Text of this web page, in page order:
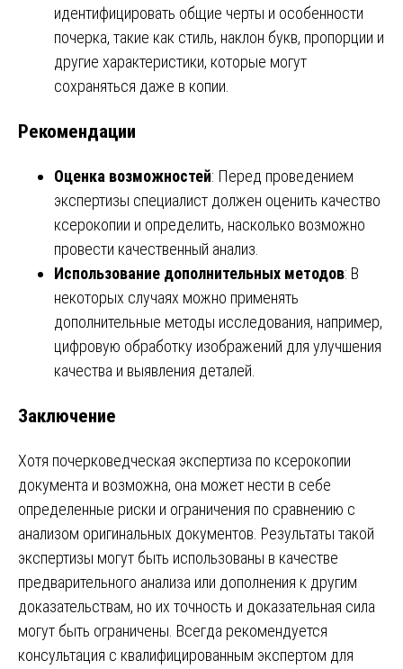
идентифицировать общие черты и особенности
почерка, такие как стиль, наклон букв, пропорции и
другие характеристики, которые могут
сохраняться даже в копии.
Рекомендации
Оценка возможностей: Перед проведением
экспертизы специалист должен оценить качество
ксерокопии и определить, насколько возможно
провести качественный анализ.
Использование дополнительных методов: В
некоторых случаях можно применять
дополнительные методы исследования, например,
цифровую обработку изображений для улучшения
качества и выявления деталей.
Заключение
Хотя почерковедческая экспертиза по ксерокопии
документа и возможна, она может нести в себе
определенные риски и ограничения по сравнению с
анализом оригинальных документов. Результаты такой
экспертизы могут быть использованы в качестве
предварительного анализа или дополнения к другим
доказательствам, но их точность и доказательная сила
могут быть ограничены. Всегда рекомендуется
консультация с квалифицированным экспертом для